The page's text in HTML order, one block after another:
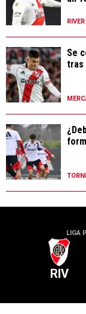
Se
tras
LIGA
RIV